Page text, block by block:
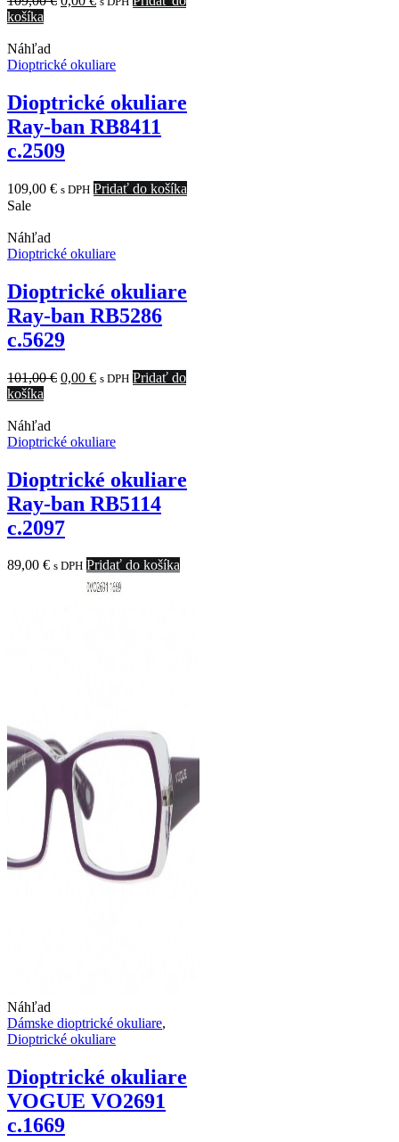
košíka
Náhľad
Dioptrické okuliare
Dioptrické okuliare
Ray-ban RB8411
c.2509
109,00 € s DPH Pridať do košíka
Sale
Náhľad
Dioptrické okuliare
Dioptrické okuliare
Ray-ban RB5286
c.5629
101,00€ Original
0,00 €Current
s DPH Pridať do
košíka
Náhľad
Dioptrické okuliare
Dioptrické okuliare
Ray-ban RB5114
c.2097
89,00 € s DPH Pridať do košíka
Náhľad
Dámske dioptrické okuliare,
Dioptrické okuliare
Dioptrické okuliare
VOGUE VO2691
c.1669